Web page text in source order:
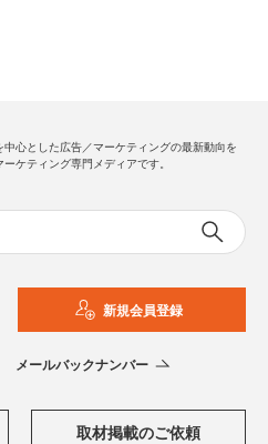
中心とした広告／マーケティングの最新動向を
ケティング専門メディアです。
新規会員登録
メールバックナンバー
取材掲載のご依頼